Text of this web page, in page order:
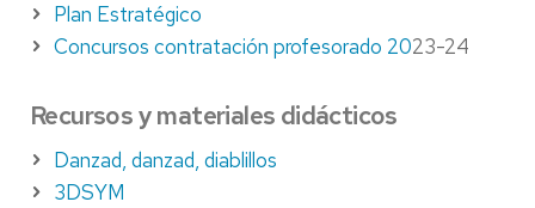
Plan Estratégico
Concursos contratación profesorado 2023-24
Recursos y materiales didácticos
Danzad, danzad, diablillos
3DSYM